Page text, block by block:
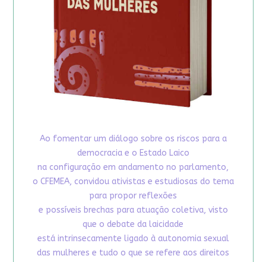
Ao fomentar um diálogo sobre os riscos para a
democracia e o Estado Laico
na configuração em andamento no parlamento,
o CFEMEA, convidou ativistas e estudiosas do tema
para propor reflexões
e possíveis brechas para atuação coletiva, visto
que o debate da laicidade
está intrinsecamente ligado à autonomia sexual
das mulheres e tudo o que se refere aos direitos